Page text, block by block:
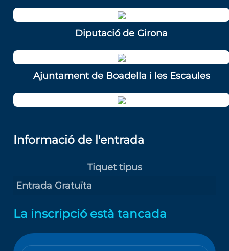
Diputació de Girona
Ajuntament de Boadella i les Escaules
Informació de l'entrada
Tiquet tipus
Entrada Gratuïta
La inscripció està tancada